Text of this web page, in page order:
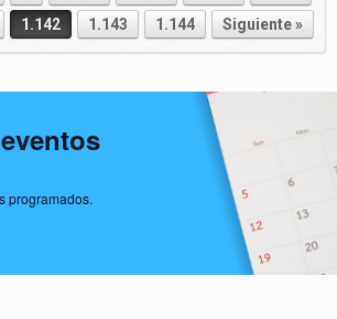
de artículos
1.142 1.143 1.144 Siguiente »
programados.